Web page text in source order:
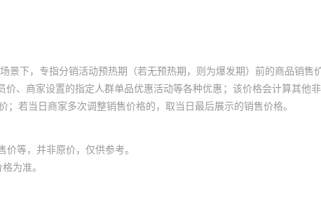
景下，专指分销活动预热期（若无预热期，则为爆发期）前的商品销售
、商家设置的指定人群单品优惠活动等各种优惠；该价格会计算其他
若当日商家多次调整销售价格的，取当日最后展示的销售价格。
等，并非原价，仅供参考。
为准。